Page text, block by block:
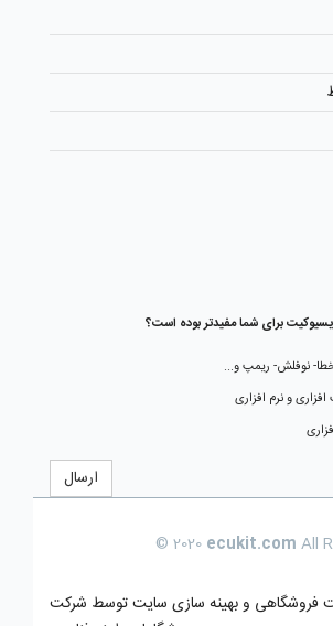
برای شما مفیدتر بوده است؟
نوفلش- ریمپ و...
و نرم افزاری
ارسال
© 2020 ecukit.com All
فروشگاهی و بهینه سازی سایت توسط شرکت